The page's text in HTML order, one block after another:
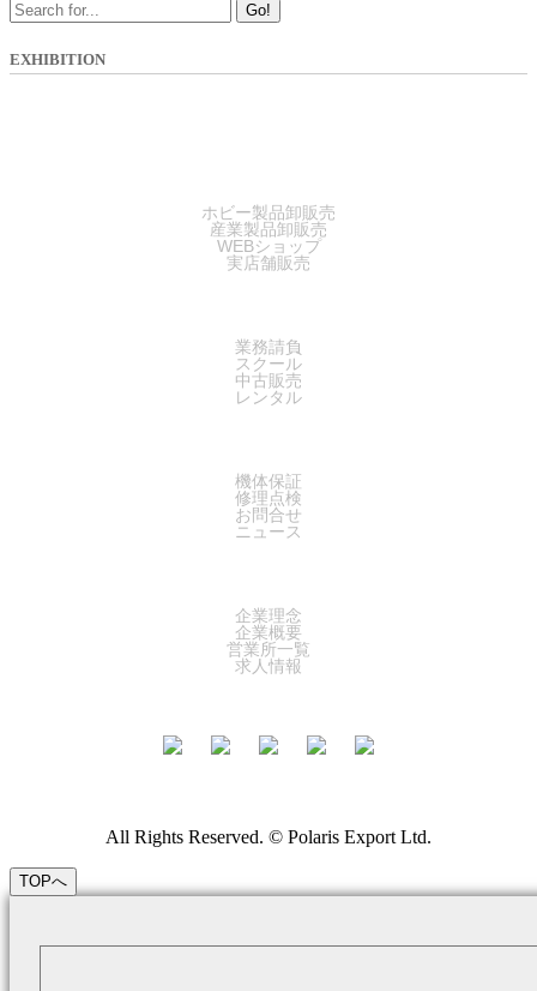
Go!
EXHIBITION
ホビー製品卸販売
産業製品卸販売
WEBショップ
実店舗販売
業務請負
スクール
中古販売
レンタル
機体保証
修理点検
お問合せ
ニュース
企業理念
企業概要
営業所一覧
求人情報
All Rights Reserved. © Polaris Export Ltd.
TOPへ